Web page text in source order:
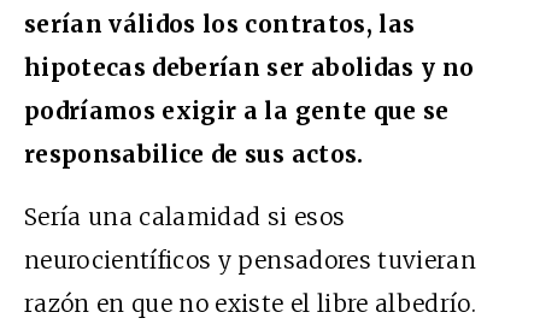
serían válidos los contratos, las
hipotecas deberían ser abolidas y no
podríamos exigir a la gente que se
responsabilice de sus actos.
Sería una calamidad si esos
neurocientíficos y pensadores tuvieran
razón en que no existe el libre albedrío.